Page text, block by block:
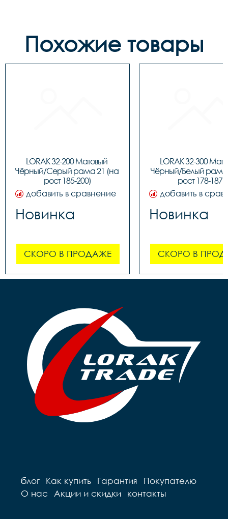
Похожие товары
LORAK 32-200 Матовый
Чёрный/Серый рама 21 (на
рост 185-200)
добавить в сравнение
Новинка
СКОРО В ПРОДАЖЕ
LORAK 32-300
Чёрный/Белый рама
рост 178-187)
добавить в
Новинка
СКОРО В
блог Как купить Гарантия
Покупателю
О нас
Акции и скидки контакты